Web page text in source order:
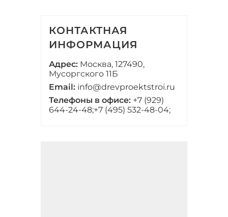
КОНТАКТНАЯ
ИНФОРМАЦИЯ
Адрес: Москва, 127490,
Мусоргского 11Б
Email: info@drevproektstroi.ru
Телефоны в офисе: +7 (929)
644-24-48;+7 (495) 532-48-04;